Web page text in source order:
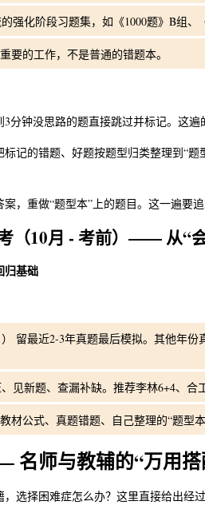
强化阶段习题集，如《1000题》B组、
要的工作，不是普通的错题本。
分钟没思路的题直接跳过并标记。这遍
标记的错题、好题按题型归类整理到“
，重做“题型本”上的题目。这一遍要
（10月 - 考前）—— 从“
归基础
留最近2-3年真题最后模拟。其他年
见新题、查漏补缺。推荐李林6+4、
材公式、真题错题、自己整理的“题型
名师与教辅的“万用搭
选择困难症怎么办？这里直接给出经